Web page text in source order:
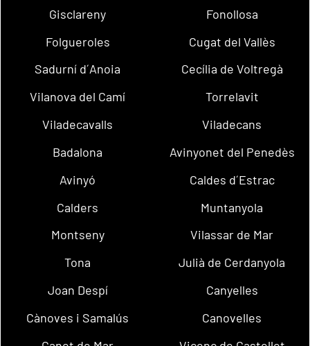
Gisclareny
Fonollosa
Folgueroles
Cugat del Vallès
Sadurní d´Anoia
Cecília de Voltregà
Vilanova del Camí
Torrelavit
Viladecavalls
Viladecans
Badalona
Avinyonet del Penedès
Avinyó
Caldes d´Estrac
Calders
Muntanyola
Montseny
Vilassar de Mar
Tona
Julià de Cerdanyola
Joan Despí
Canyelles
Cànoves i Samalús
Canovelles